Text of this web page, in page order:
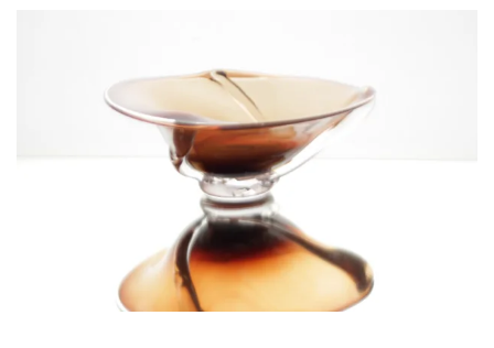
BLÄDDRA I GALLERI